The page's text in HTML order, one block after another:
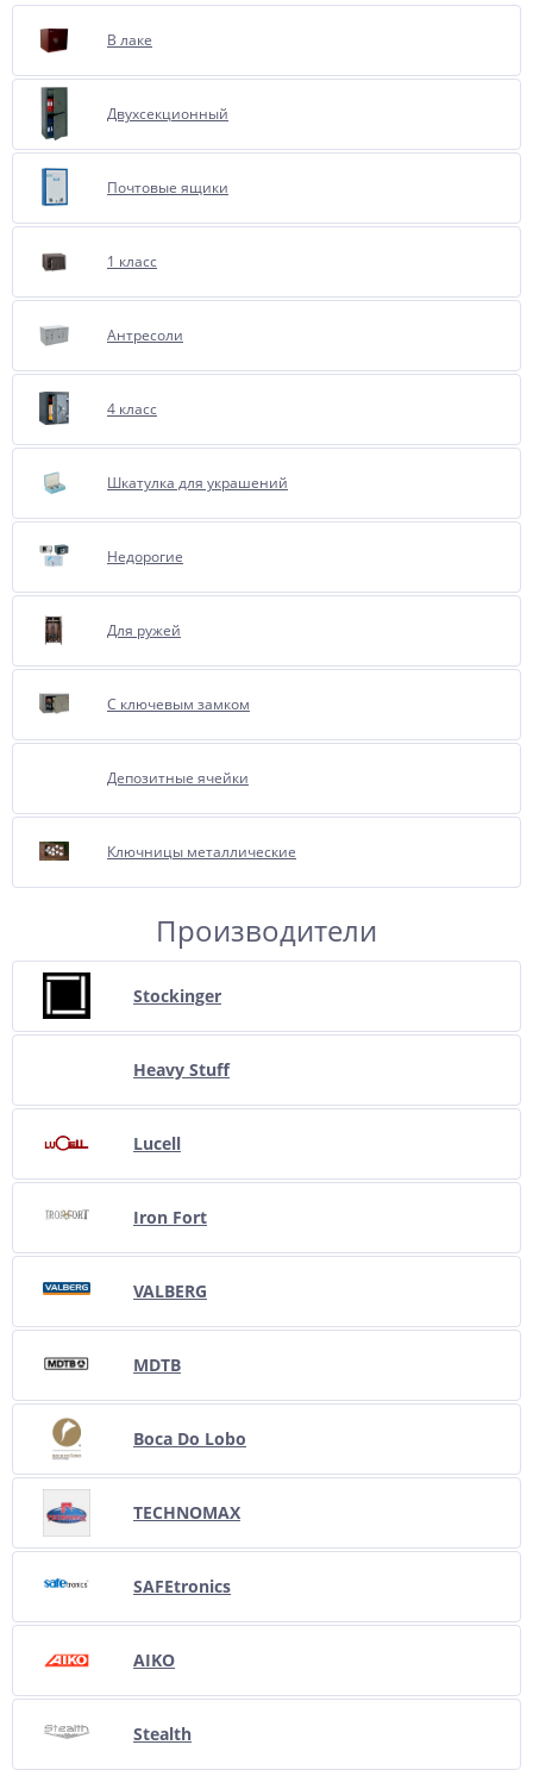
В лаке
Двухсекционный
Почтовые ящики
1 класс
Антресоли
4 класс
Шкатулка для украшений
Недорогие
Для ружей
С ключевым замком
Депозитные ячейки
Ключницы металлические
Производители
Stockinger
Heavy Stuff
Lucell
Iron Fort
VALBERG
MDTB
Boca Do Lobo
TECHNOMAX
SAFEtronics
AIKO
Stealth